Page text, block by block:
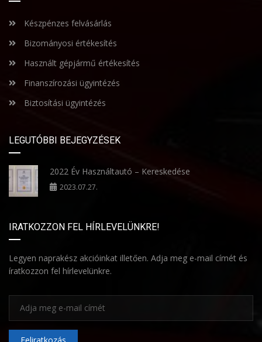
Készpénzes felvásárlás
Bizományosi értékesítés
Használt gépjármű értékesítés
Finanszírozási ügyintézés
Biztosítási ügyintézés
LEGUTÓBBI BEJEGYZÉSEK
2022 Év Használtautó – Kereskedése
2023.07.27.
IRATKOZZON FEL HÍRLEVELÜNKRE!
Legyen naprakész akcióinkat illetően. Adja meg e-mail címét és
íratkozzon fel hírlevelünkre.